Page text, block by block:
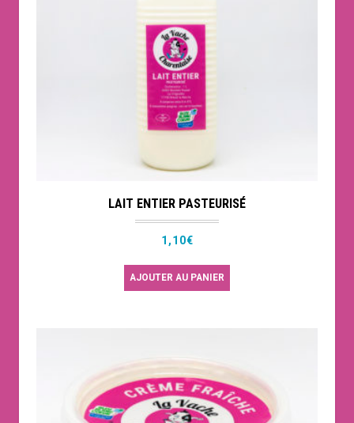
LAIT ENTIER PASTEURISÉ
1,10€
AJOUTER AU PANIER